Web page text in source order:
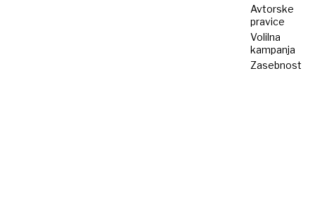
Avtorske
pravice
Volilna
kampanja
Zasebnost